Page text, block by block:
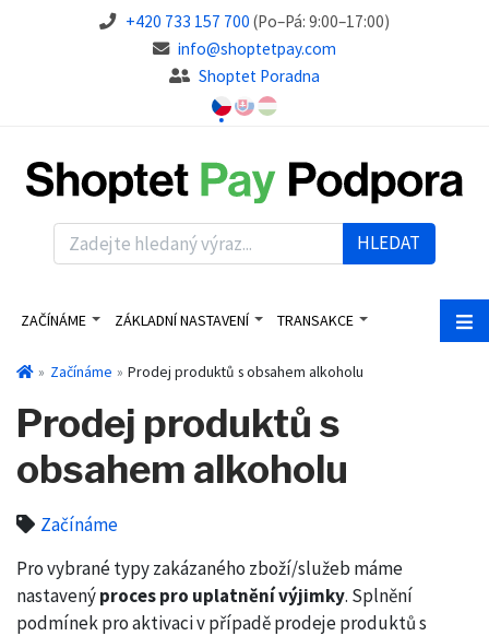
+420 733 157 700 (Po–Pá: 9:00–17:00)
info@shoptetpay.com
Shoptet Poradna
HLEDAT
ZAČÍNÁME ZÁKLADNÍ NASTAVENÍ TRANSAKCE
Začínáme Prodej produktů s obsahem alkoholu
Prodej produktů s
obsahem alkoholu
Začínáme
Pro vybrané typy zakázaného zboží/služeb máme
nastavenýproces pro uplatnění výjimky. Splnění
podmínek pro aktivaci v případě prodeje produktů s